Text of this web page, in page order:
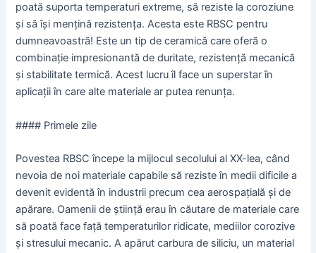
poată suporta temperaturi extreme, să reziste la coroziune
și să își mențină rezistența. Acesta este RBSC pentru
dumneavoastră! Este un tip de ceramică care oferă o
combinație impresionantă de duritate, rezistență mecanică
și stabilitate termică. Acest lucru îl face un superstar în
aplicații în care alte materiale ar putea renunța.
#### Primele zile
Povestea RBSC începe la mijlocul secolului al XX-lea, când
nevoia de noi materiale capabile să reziste în medii dificile a
devenit evidentă în industrii precum cea aerospațială și de
apărare. Oamenii de știință erau în căutare de materiale care
să poată face față temperaturilor ridicate, mediilor corozive
și stresului mecanic. A apărut carbura de siliciu, un material